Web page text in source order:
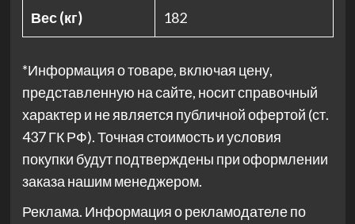
Вес (кг) 182
*Информация о товаре, включая цену,
представленную на сайте, носит справочный
характер и не является публичной офертой (ст.
437 ГК РФ). Точная стоимость и условия
покупки будут подтверждены при оформлении
заказа нашим менеджером.
Реклама. Информация о рекламодателе по